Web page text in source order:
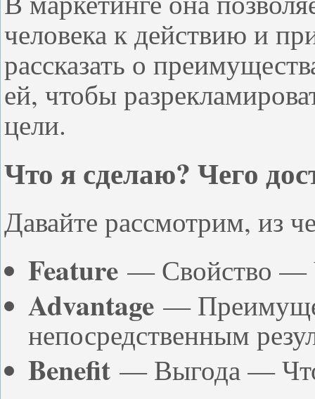
человека к действию и
рассказать о
ей, чтобы
цели.
Что я сделаю? Чего
Давайте рассмотрим, из
Feature — Свойство —
Advantage —
непосредственным
Benefit — Выгода —